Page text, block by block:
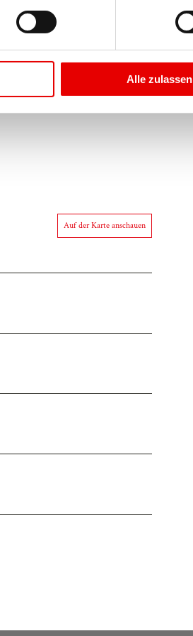
Alle zulassen
Auf der Karte anschauen